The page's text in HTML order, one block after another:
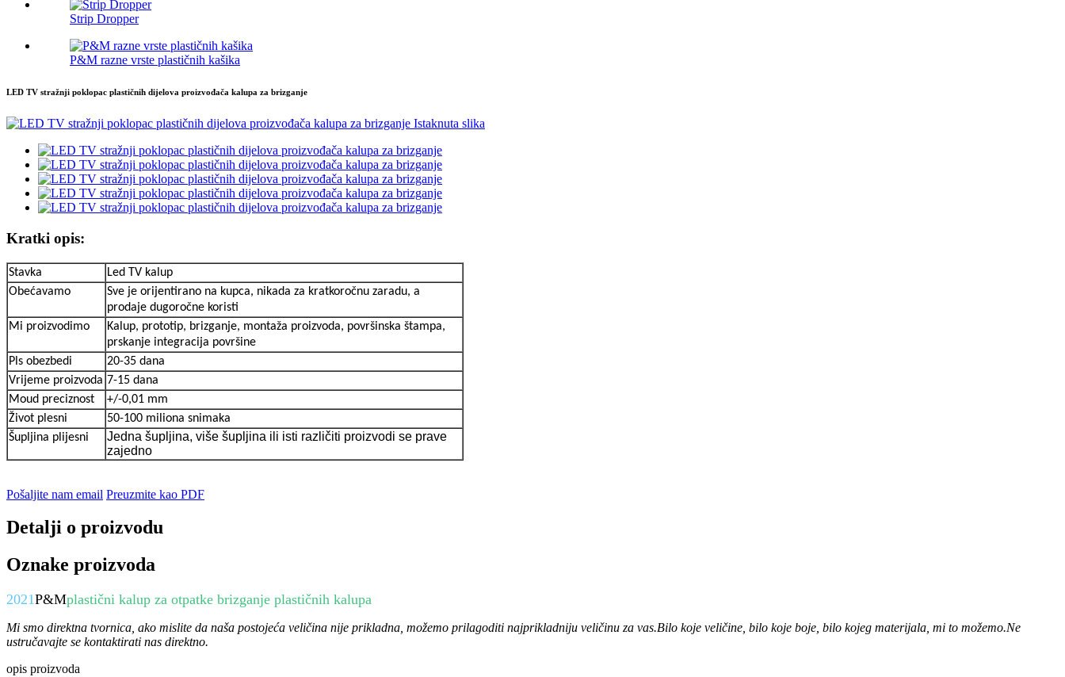
Strip Dropper
P&M razne vrste plastičnih kašika
LED TV stražnji poklopac plastičnih dijelova proizvođača kalupa za brizganje
Kratki opis:
Stavka
Led TV kalup
Obećavamo
Sve je orijentirano na kupca, nikada za kratkoročnu zaradu, a
prodaje dugoročne koristi
Mi proizvodimo
Kalup, prototip, brizganje, montaža proizvoda, površinska štampa,
prskanje integracija površine
Pls obezbedi
20-35 dana
Vrijeme proizvoda 7-15 dana
Moud preciznost
+/-0,01 mm
Život plesni
50-100 miliona snimaka
Šupljina plijesni
Jedna šupljina, više šupljina ili isti različiti proizvodi se prave
zajedno
Pošaljite nam email Preuzmite kao PDF
Detalji o proizvodu
Oznake proizvoda
2021P&Mplastični kalup za otpatke brizganje plastičnih kalupa
Mi smo direktna tvornica, ako mislite da naša postojeća veličina nije prikladna, možemo prilagoditi najprikladniju veličinu za vas.Bilo koje veličine, bilo koje boje, bilo kojeg materijala, mi to možemo.Ne
ustručavajte se kontaktirati nas direktno.
opis proizvoda